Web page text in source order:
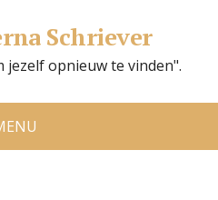
Schriever
opnieuw te vinden".